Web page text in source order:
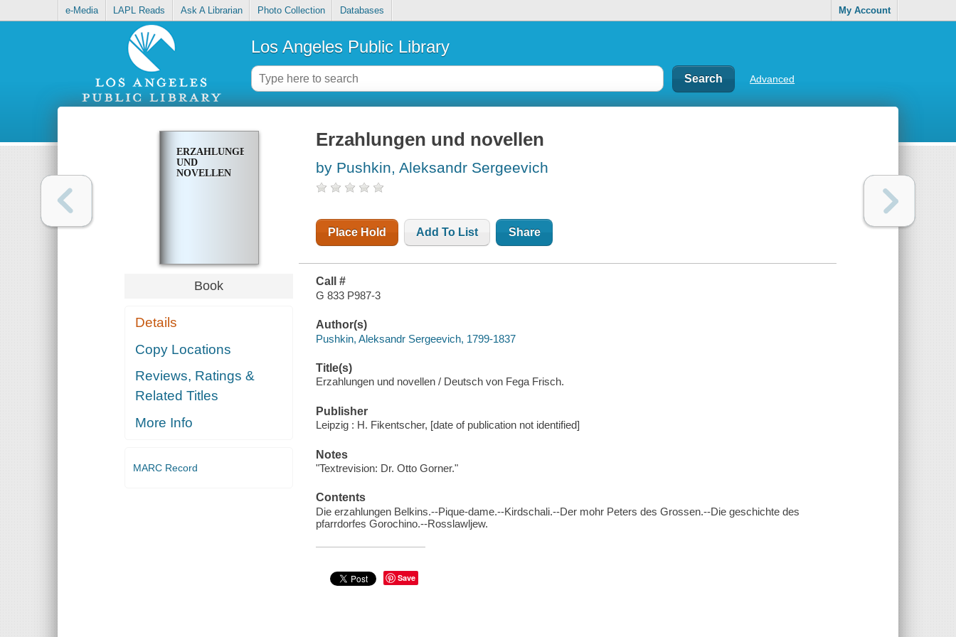
e-Media LAPL Reads Ask A Librarian Photo Collection Databases My Account
Los Angeles Public Library
Advanced
ERZAHLUNGEN
UND
NOVELLEN
Book
Details
Copy Locations
Reviews, Ratings &
Related Titles
More Info
MARC Record
Erzahlungen und novellen
by Pushkin, Aleksandr Sergeevich
Place Hold Add To List Share
Call #
G 833 P987-3
Author(s)
Pushkin, Aleksandr Sergeevich, 1799-1837
Title(s)
Erzahlungen und novellen / Deutsch von Fega Frisch.
Publisher
Leipzig : H. Fikentscher, [date of publication not identified]
Notes
"Textrevision: Dr. Otto Gorner."
Contents
Die erzahlungen Belkins.--Pique-dame.--Kirdschali.--Der mohr Peters des Grossen.--Die geschichte des
pfarrdorfes Gorochino.--Rosslawljew.
Save